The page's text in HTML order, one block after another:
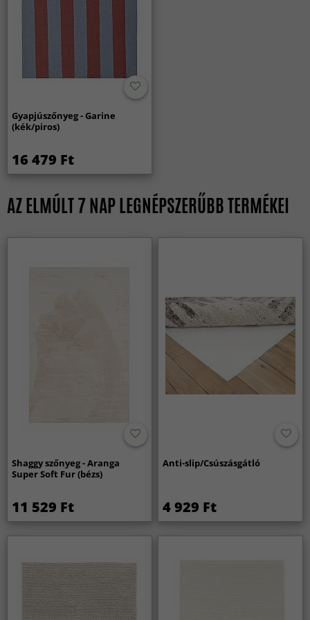
Gyapjúszőnyeg - Garine
(kék/piros)
16 479 Ft
AZ ELMÚLT 7 NAP LEGNÉPSZERŰBB TERMÉKEI
Shaggy szőnyeg - Aranga
Super Soft Fur (bézs)
11 529 Ft
Anti-slip/Csúszásgátló
4 929 Ft